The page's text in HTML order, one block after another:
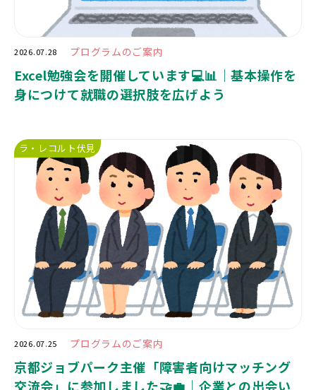
2026.07.28 プログラムのご案内
Excel勉強会を開催しています💻📊｜基本操作を
身につけて就職の選択肢を広げよう
ラ・レコルト伏見
2026.07.25 プログラムのご案内
京都ジョブパーク主催「障害者向けマッチング
交流会」に参加しました🤝💼｜企業との出会い